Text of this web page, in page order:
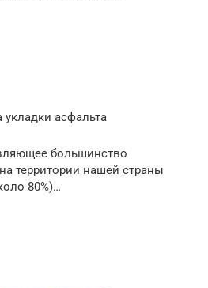
асфальта
большинство
территории нашей страны
80%)…